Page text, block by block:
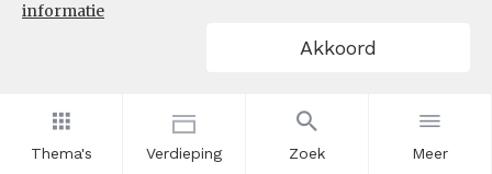
Thema's Verdieping Zoek Meer
informatie
Akkoord
Bron:UWV (08-06-2026)